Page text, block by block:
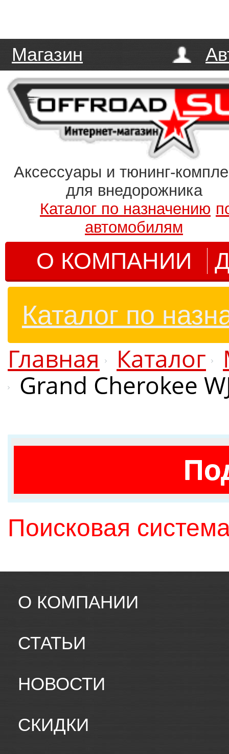
Магазин
Аксессуары и тюнинг-
для внедорожника
Каталог по назначению
автомобилям
О КОМПАНИИ
Каталог по
Главная Каталог
Grand Cherokee
Поисковая
О КОМПАНИИ
СТАТЬИ
НОВОСТИ
СКИДКИ